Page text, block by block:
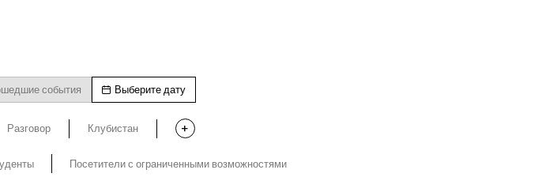
события Выберите дату
Разговор Клубистан
Посетители с ограниченными возможностями